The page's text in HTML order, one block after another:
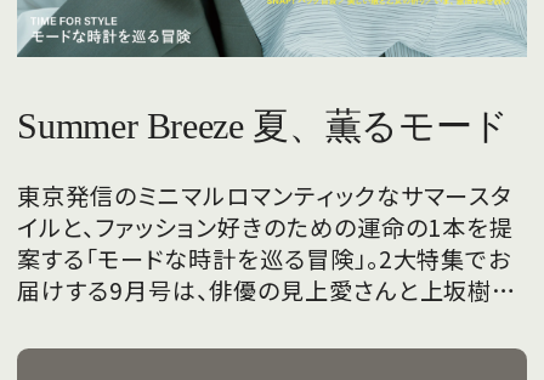
Summer Breeze 夏、薫るモード
東京発信のミニマルロマンティックなサマースタ
イルと、ファッション好きのための運命の1本を提
案する「モードな時計を巡る冒険」。2大特集でお
届けする9月号は、俳優の見上愛さんと上坂樹里
飾ります。